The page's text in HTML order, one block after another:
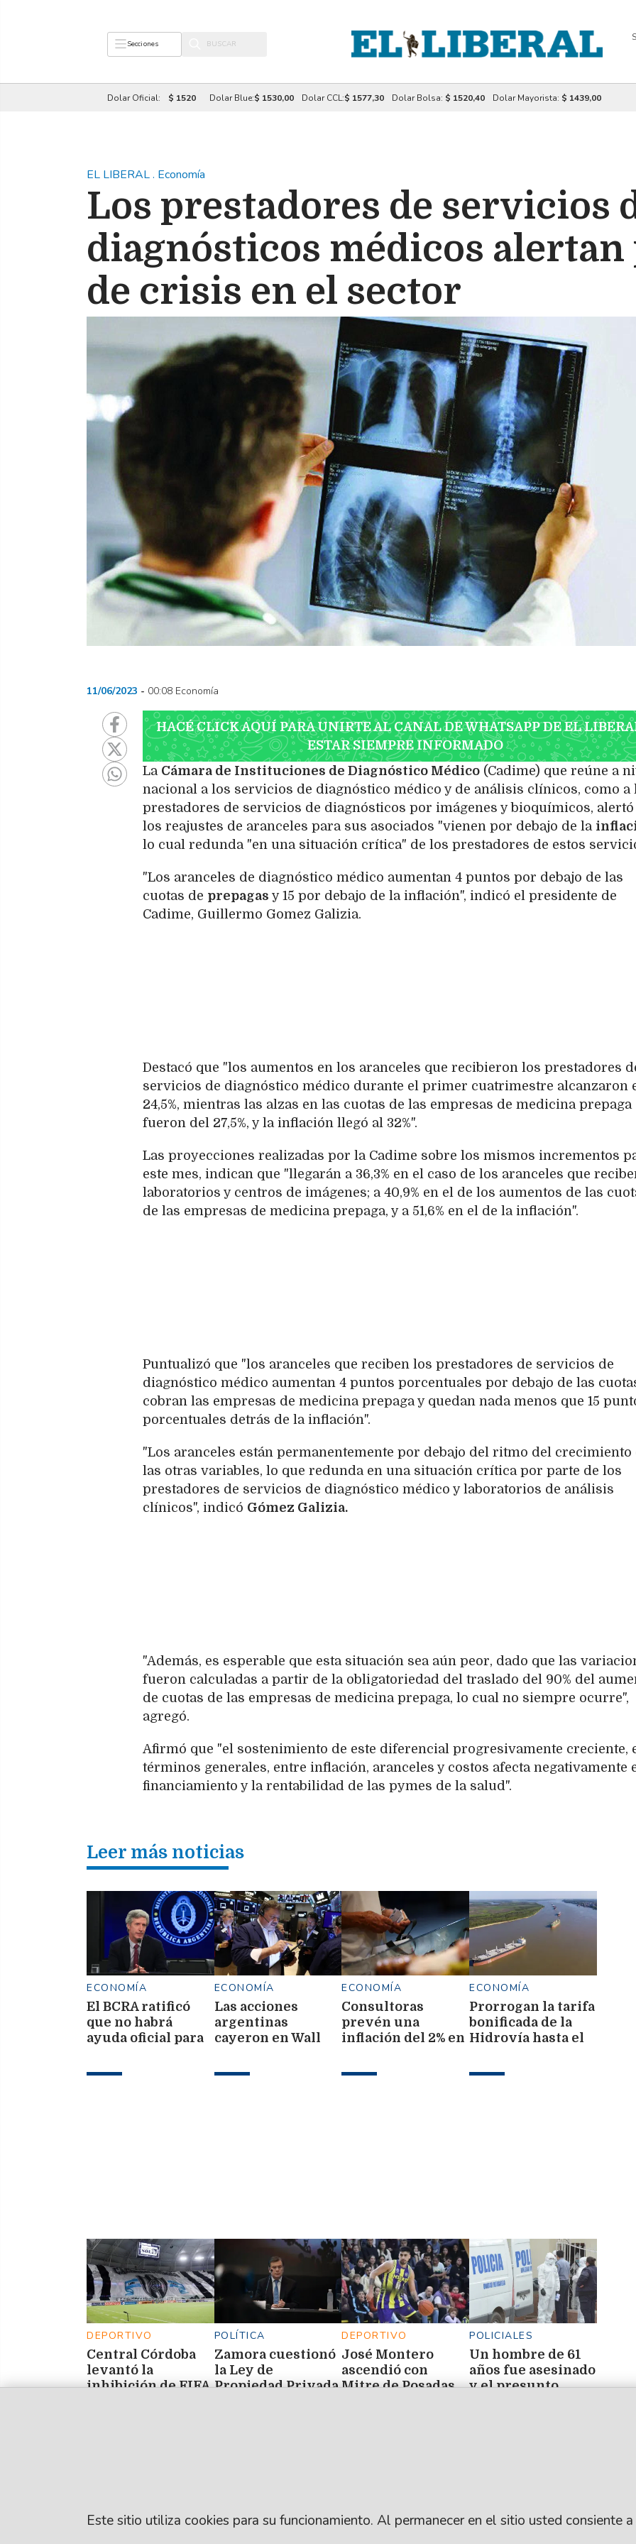
Secciones
Dolar Oficial: $ 1520 Dolar Blue:$ 1530,00 Dolar CCL:$ 1577,30 Dolar Bolsa: $ 1520,40 Dolar Mayorista: $ 1439,00
EL LIBERAL. Economía
Los prestadores de servicios
diagnósticos médicos
de crisis en el sector
11/06/2023 00:08 Economía
HACÉ CLICK AQUÍ PARA UNIRTE AL CANAL DE WHATSAPP DE EL
ESTAR SIEMPRE INFORMADO
La Cámara de Instituciones de Diagnóstico Médico (Cadime) que reúne a
nacional a los servicios de diagnóstico médico y de análisis clínicos, como a
prestadores de servicios de diagnósticos por imágenes y bioquímicos, alertó
los reajustes de aranceles para sus asociados "vienen por debajo de la
lo cual redunda "en una situación crítica" de los prestadores de estos
"Los aranceles de diagnóstico médico aumentan 4 puntos por debajo de las
cuotas de prepagas y 15 por debajo de la inflación", indicó el presidente de
Cadime, Guillermo Gomez Galizia.
Destacó que "los aumentos en los aranceles que recibieron los prestadores
servicios de diagnóstico médico durante el primer cuatrimestre alcanzaron
24,5%, mientras las alzas en las cuotas de las empresas de medicina prepaga
fueron del 27,5%, y la inflación llegó al 32%".
Las proyecciones realizadas por la Cadime sobre los mismos incrementos
este mes, indican que "llegarán a 36,3% en el caso de los aranceles que
laboratorios y centros de imágenes; a 40,9% en el de los aumentos de las
de las empresas de medicina prepaga, y a 51,6% en el de la inflación".
Puntualizó que "los aranceles que reciben los prestadores de servicios de
diagnóstico médico aumentan 4 puntos porcentuales por debajo de las
cobran las empresas de medicina prepaga y quedan nada menos que 15
porcentuales detrás de la inflación".
"Los aranceles están permanentemente por debajo del ritmo del crecimiento
las otras variables, lo que redunda en una situación crítica por parte de los
prestadores de servicios de diagnóstico médico y laboratorios de análisis
clínicos", indicó Gómez Galizia.
"Además, es esperable que esta situación sea aún peor, dado que las
fueron calculadas a partir de la obligatoriedad del traslado del 90% del
de cuotas de las empresas de medicina prepaga, lo cual no siempre ocurre",
agregó.
Afirmó que "el sostenimiento de este diferencial progresivamente creciente,
términos generales, entre inflación, aranceles y costos afecta negativamente
financiamiento y la rentabilidad de las pymes de la salud".
Leer más noticias
ECONOMÍA
El BCRA ratificó
que no habrá
ayuda oficial para
mora
ECONOMÍA
Las acciones
argentinas
cayeron en Wall
país volvió a subir
ECONOMÍA
Consultoras
prevén una
inflación del 2% en
baja para los
ECONOMÍA
Prorrogan la tarifa
bonificada de la
Hidrovía hasta el
concesionario
DEPORTIVO
Central Córdoba
levantó la
inhibición de FIFA
POLÍTICA
Zamora cuestionó
la Ley de
Propiedad Privada
DEPORTIVO
José Montero
ascendió con
Mitre de Posadas
POLICIALES
Un hombre de 61
años fue asesinado
y el presunto
Este sitio utiliza cookies para su funcionamiento. Al permanecer en el sitio usted consiente a